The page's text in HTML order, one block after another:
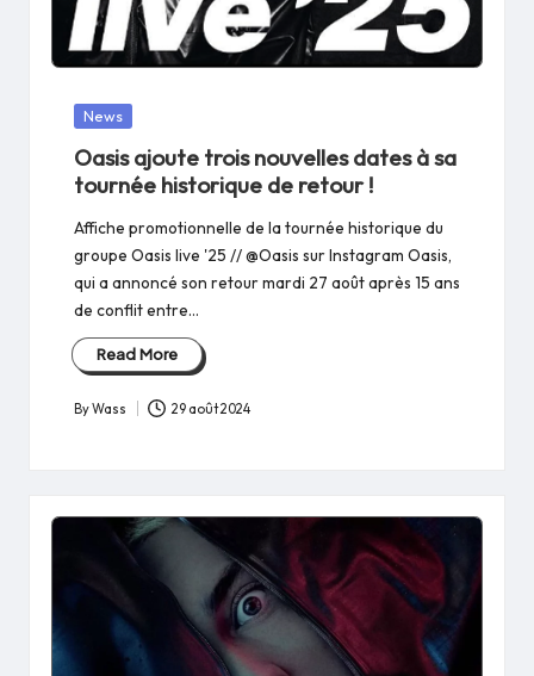
Posted
News
Oasis ajoute trois nouvelles dates à sa
tournée historique de retour !
Affiche promotionnelle de la tournée historique du
groupe Oasis live '25 // @Oasis sur Instagram Oasis,
qui a annoncé son retour mardi 27 août après 15 ans
de conflit entre…
Read More
Posted
ByWass 29 août 2024